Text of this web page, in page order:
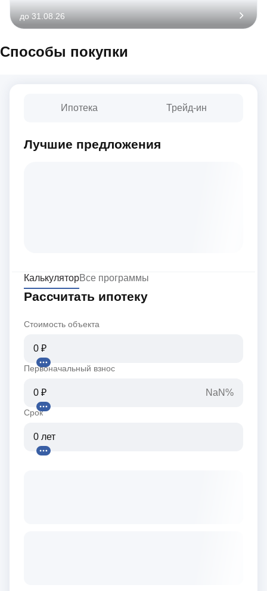
до 31.08.26
Способы покупки
Ипотека Трейд-ин
Лучшие предложения
КалькуляторВсе программы
Рассчитать ипотеку
Стоимость объекта
Первоначальный взнос
NaN%
Срок